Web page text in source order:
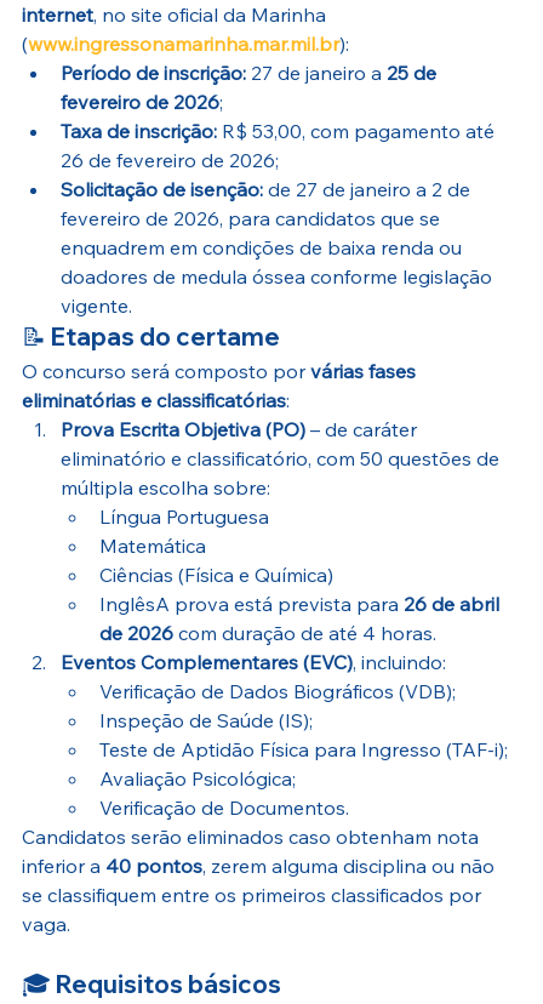
internet, no site oficial da Marinha
(www.ingressonamarinha.mar.mil.br):
Período de inscrição: 27 de janeiro a 25 de
fevereiro de 2026;
Taxa de inscrição: R$ 53,00, com pagamento até
26 de fevereiro de 2026;
Solicitação de isenção: de 27 de janeiro a 2 de
fevereiro de 2026, para candidatos que se
enquadrem em condições de baixa renda ou
doadores de medula óssea conforme legislação
vigente.
📝 Etapas do certame
O concurso será composto por várias fases
eliminatórias e classificatórias:
Prova Escrita Objetiva (PO) – de caráter
eliminatório e classificatório, com 50 questões de
múltipla escolha sobre:
Língua Portuguesa
Matemática
Ciências (Física e Química)
InglêsA prova está prevista para 26 de abril
de 2026 com duração de até 4 horas.
Eventos Complementares (EVC), incluindo:
Verificação de Dados Biográficos (VDB);
Inspeção de Saúde (IS);
Teste de Aptidão Física para Ingresso (TAF-i);
Avaliação Psicológica;
Verificação de Documentos.
Candidatos serão eliminados caso obtenham nota
inferior a 40 pontos, zerem alguma disciplina ou não
se classifiquem entre os primeiros classificados por
vaga.
🎓 Requisitos básicos